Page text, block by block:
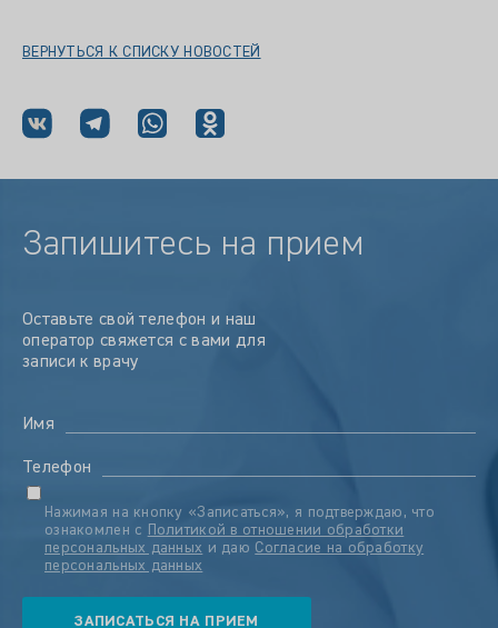
ВЕРНУТЬСЯ К СПИСКУ НОВОСТЕЙ
Запишитесь на прием
Оставьте свой телефон и наш
оператор свяжется с вами для
записи к врачу
Имя
Телефон
Нажимая на кнопку «Записаться», я подтверждаю, что
ознакомлен с
Политикой в отношении обработки
персональных данных и даю Согласие на обработку
персональных данных